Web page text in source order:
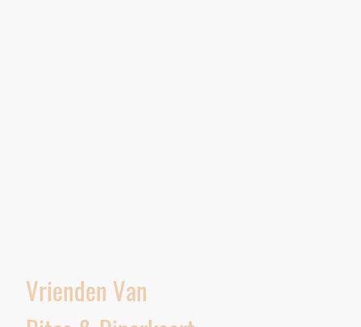
Vrienden Van